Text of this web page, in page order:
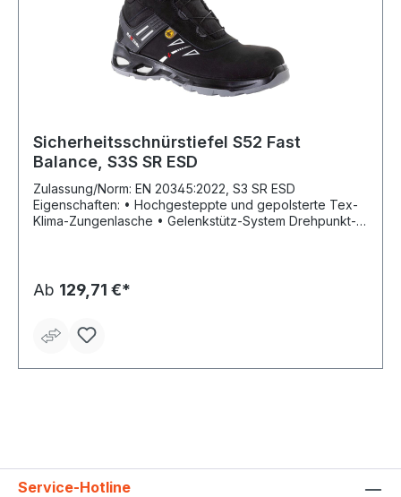
Sicherheitsschnürstiefel S52 Fast
Balance, S3S SR ESD
Zulassung/Norm: EN 20345:2022, S3 SR ESD
Eigenschaften: • Hochgesteppte und gepolsterte Tex-
Klima-Zungenlasche • Gelenkstütz-System Drehpunkt-
Volleinlage Laufsohle: EVA-Kerndämpfung integriert in
PU/PU Laufsohle, öl- und benzinresistent, kreidefrei und
Material: Schaft: Rind-Nubuk-Oberleder, Futter:
Durchtrittschutz metallfrei
Ab 129,71 €*
Service-Hotline